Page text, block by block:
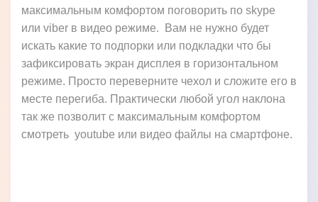
максимальным комфортом поговорить по skype
или viber в видео режиме. Вам не нужно будет
искать какие то подпорки или подкладки что бы
зафиксировать экран дисплея в горизонтальном
режиме. Просто переверните чехол и сложите его в
месте перегиба. Практически любой угол наклона
так же позволит с максимальным комфортом
смотреть youtube или видео файлы на смартфоне.